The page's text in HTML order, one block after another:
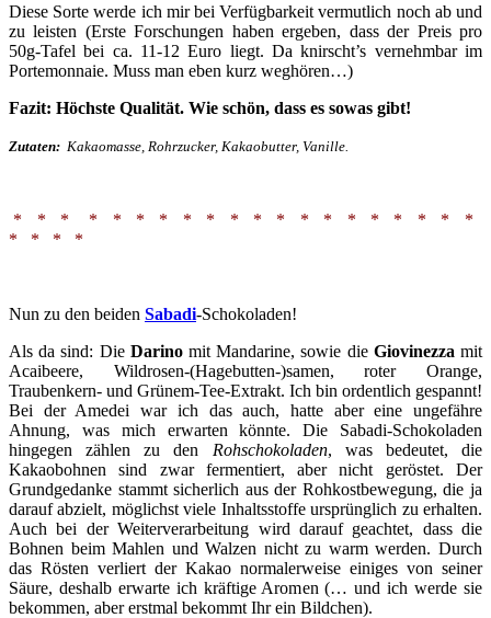
Diese Sorte werde ich mir bei Verfügbarkeit vermutlich noch ab und
zu leisten (Erste Forschungen haben ergeben, dass der Preis pro
50g-Tafel bei ca. 11-12 Euro liegt. Da knirscht’s vernehmbar im
Portemonnaie. Muss man eben kurz weghören…)
Fazit: Höchste Qualität. Wie schön, dass es sowas gibt!
Zutaten: Kakaomasse, Rohrzucker, Kakaobutter, Vanille.
* * * * * * * * * * * * * * * * * * * *
* * * *
Nun zu den beiden Sabadi-Schokoladen!
Als da sind: Die Darinomit Mandarine, sowie die Giovinezza mit
Acaibeere, Wildrosen-(Hagebutten-)samen, roter Orange,
Traubenkern- und Grünem-Tee-Extrakt. Ich bin ordentlich gespannt!
Bei der Amedei war ich das auch, hatte aber eine ungefähre
Ahnung, was mich erwarten könnte. Die Sabadi-Schokoladen
hingegen zählen zu den Rohschokoladen, was bedeutet, die
Kakaobohnen sind zwar fermentiert, aber nicht geröstet. Der
Grundgedanke stammt sicherlich aus der Rohkostbewegung, die ja
darauf abzielt, möglichst viele Inhaltsstoffe ursprünglich zu erhalten.
Auch bei der Weiterverarbeitung wird darauf geachtet, dass die
Bohnen beim Mahlen und Walzen nicht zu warm werden. Durch
das Rösten verliert der Kakao normalerweise einiges von seiner
Säure, deshalb erwarte ich kräftige Aromen (… und ich werde sie
bekommen, aber erstmal bekommt Ihr ein Bildchen).